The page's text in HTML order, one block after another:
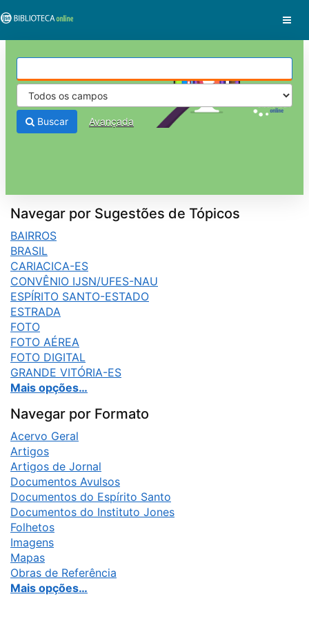
VuFind
Buscar Avançada
Navegar por Sugestões de Tópicos
BAIRROS
BRASIL
CARIACICA-ES
CONVÊNIO IJSN/UFES-NAU
ESPÍRITO SANTO-ESTADO
ESTRADA
FOTO
FOTO AÉREA
FOTO DIGITAL
GRANDE VITÓRIA-ES
Mais opções…
Navegar por Formato
Acervo Geral
Artigos
Artigos de Jornal
Documentos Avulsos
Documentos do Espírito Santo
Documentos do Instituto Jones
Folhetos
Imagens
Mapas
Obras de Referência
Mais opções…